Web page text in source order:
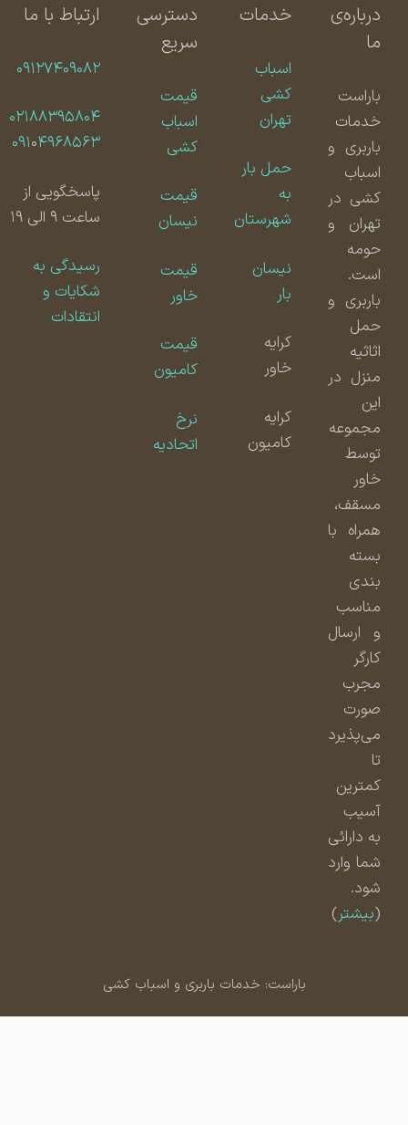
درباره‌ی
باراست
خدمات
باربری و
اسباب
کشی در
تهران و
حومه
است.
باربری و
حمل
اثاثیه
منزل در
مجموعه
توسط
مسقف،
همراه با
بسته
بندی
مناسب
و ارسال
مجرب
صورت
می‌پذیرد
کمترین
آسیب
به دارائی
شما وارد
شود.
بیشتر)
خدمات
اسباب
کشی
تهران
حمل بار
شهرستان
نیسان
کامیون
دسترسی
سریع
قیمت
اسباب
کشی
قیمت
نیسان
قیمت
قیمت
کامیون
اتحادیه
ارتباط با ما
۰۹۱۲۷۴۰۹۰۸۲
۰۲۱۸۸۳۹۵۸۰۴
۰۹۱۰۴۹۶۸۵۶۳
پاسخگویی از
ساعت ۹ الی ۱۹
رسیدگی به
شکایات و
انتقادات
باراست: خدمات باربری و اسباب کشی